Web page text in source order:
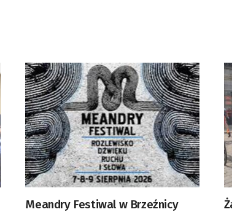
Meandry Festiwal w Brzeźnicy